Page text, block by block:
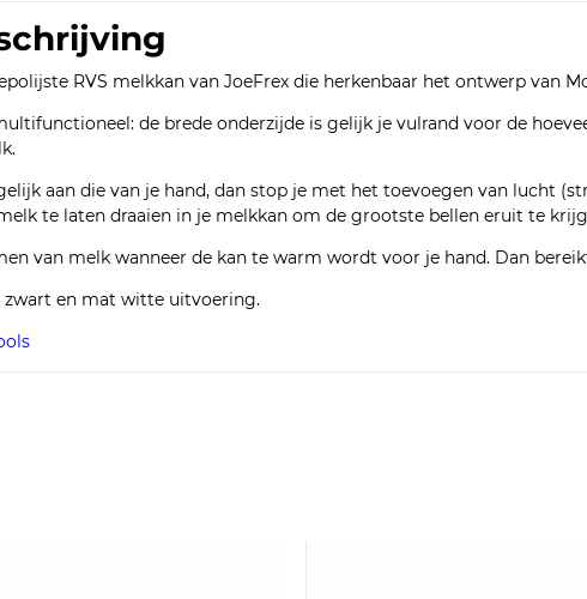
RVS melkkan van JoeFrex die herkenbaar het ontwerp van
de brede onderzijde is gelijk je vulrand voor de
aan die van je hand, dan stop je met het toevoegen van lucht
te laten draaien in je melkkan om de grootste bellen eruit te
van melk wanneer de kan te warm wordt voor je hand. Dan
en mat witte uitvoering.